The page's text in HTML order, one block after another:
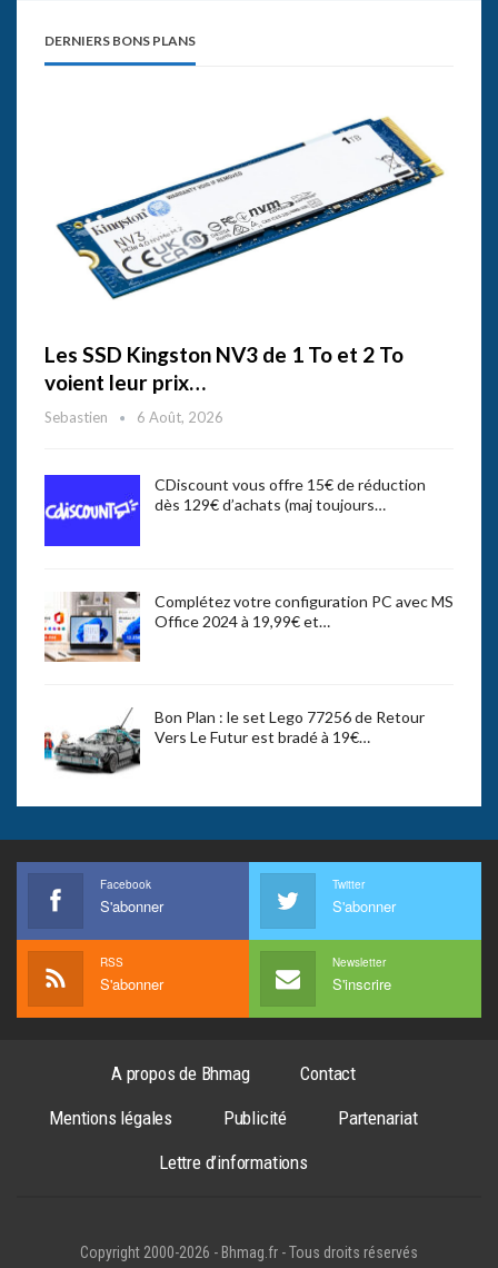
DERNIERS BONS PLANS
Les SSD Kingston NV3 de 1 To et 2 To
voient leur prix…
Sebastien 6 Août, 2026
CDiscount vous offre 15€ de réduction
dès 129€ d’achats (maj toujours…
Complétez votre configuration PC avec MS
Office 2024 à 19,99€ et…
Bon Plan : le set Lego 77256 de Retour
Vers Le Futur est bradé à 19€…
Facebook
S'abonner
Twitter
S'abonner
RSS
S'abonner
Newsletter
S'inscrire
A propos de Bhmag
Contact
Mentions légales
Publicité
Partenariat
Lettre d’informations
Copyright 2000-2026 - Bhmag.fr - Tous droits réservés